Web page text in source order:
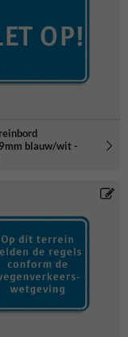
blauw/wit -